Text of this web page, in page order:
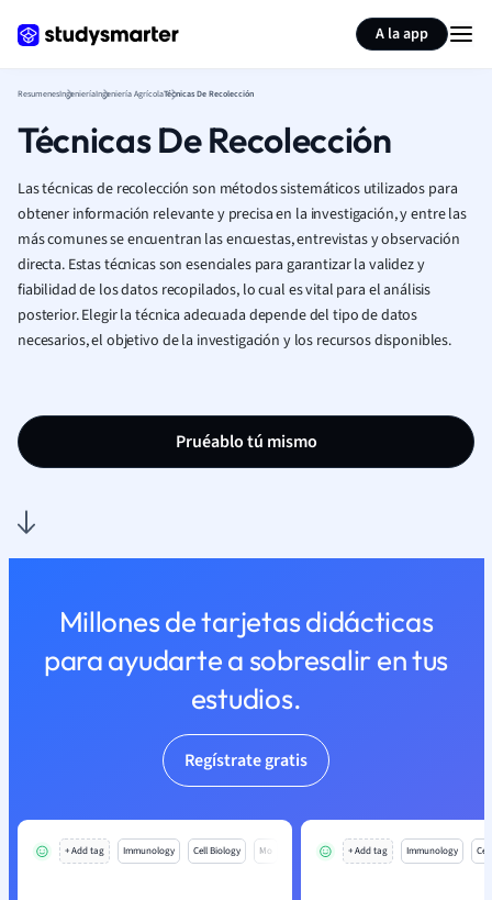
A la app
ResumenesIngenieríaIngeniería AgrícolaTécnicas De Recolección
Técnicas De Recolección
Las técnicas de recolección son métodos sistemáticos utilizados para
obtener información relevante y precisa en la investigación, y entre las
más comunes se encuentran las encuestas, entrevistas y observación
directa. Estas técnicas son esenciales para garantizar la validez y
fiabilidad de los datos recopilados, lo cual es vital para el análisis
posterior. Elegir la técnica adecuada depende del tipo de datos
necesarios, el objetivo de la investigación y los recursos disponibles.
Pruéablo tú mismo
Millones de tarjetas didácticas
para ayudarte a sobresalir en tus
estudios.
Regístrate gratis
+ Add tag Immunology Cell Biology Mo + Add tag Immunology
Resumir página